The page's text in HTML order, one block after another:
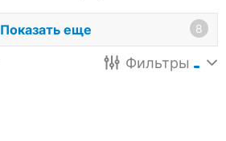
Показать еще 8
Фильтры